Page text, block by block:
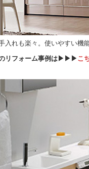
入れも楽々。使いやすい機
リフォーム事例は▶▶▶ こ